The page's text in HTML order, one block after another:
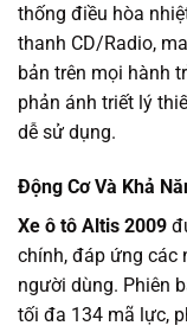
thống điều hòa
thanh CD/Radio,
bản trên mọi hành
phản ánh triết lý
dễ sử dụng.
Động Cơ Và Khả
Xe ô tô Altis 2009
chính, đáp ứng các
người dùng. Phiên
tối đa 134 mã lực,